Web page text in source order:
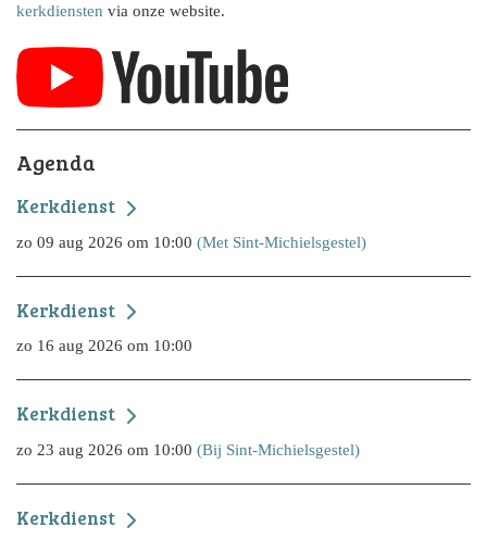
kerkdiensten via onze website.
Agenda
Kerkdienst
zo 09 aug 2026 om 10:00 (Met Sint-Michielsgestel)
Kerkdienst
zo 16 aug 2026 om 10:00
Kerkdienst
zo 23 aug 2026 om 10:00 (Bij Sint-Michielsgestel)
Kerkdienst